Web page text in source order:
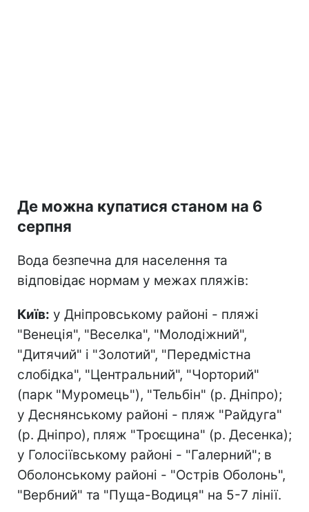
Де можна купатися станом на 6
серпня
Вода безпечна для населення та
відповідає нормам у межах пляжів:
Київ: у Дніпровському районі - пляжі
"Венеція", "Веселка", "Молодіжний",
"Дитячий" і "Золотий", "Передмістна
слобідка", "Центральний", "Чорторий"
(парк "Муромець"), "Тельбін" (р. Дніпро);
у Деснянському районі - пляж "Райдуга"
(р. Дніпро), пляж "Троєщина" (р. Десенка);
у Голосіївському районі - "Галерний"; в
Оболонському районі - "Острів Оболонь",
"Вербний" та "Пуща-Водиця" на 5-7 лінії.